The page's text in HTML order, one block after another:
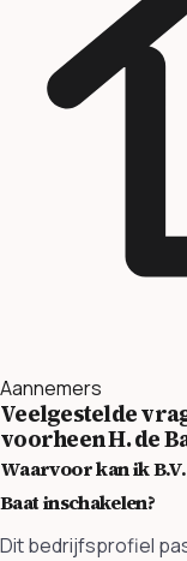
Aannemers
Veelgestelde
voorheen H. de
Waarvoor kan ik
Baat inschakelen?
Dit bedrijfsprofiel